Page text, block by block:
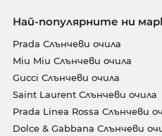
Най-популярните ни
Prada Слънчеви очила
Miu Miu Слънчеви очила
Gucci Слънчеви очила
Saint Laurent Слънчеви очила
Prada Linea Rossa Слънчеви
Dolce & Gabbana Слънчеви